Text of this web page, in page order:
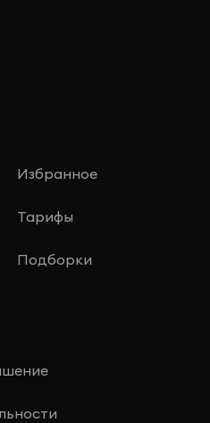
Избранное
Тарифы
Подборки